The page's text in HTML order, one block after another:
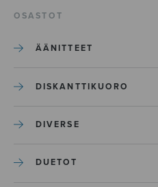
OSASTOT
ÄÄNITTEET
DISKANTTIKUORO
DIVERSE
DUETOT